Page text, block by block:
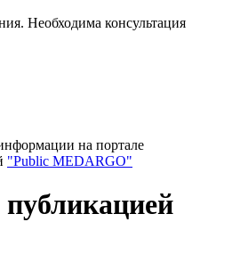
Необходима консультация
на портале
"Public MEDARGO"